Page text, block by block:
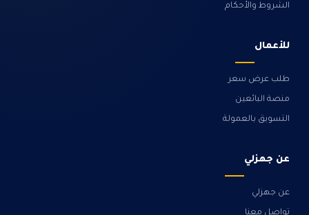
الشروط والأحكام
للأعمال
طلب عرض سعر
منصة البائعين
التسويق بالعمولة
عن جهزلي
عن جهزلي
تواصل معنا